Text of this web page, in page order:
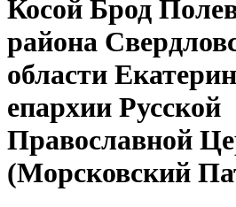
Косой Брод
района
области
епархии Русской
Православной
(Морсковский